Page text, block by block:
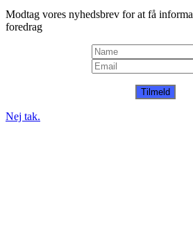
Modtag vores nyhedsbrev for at få
foredrag
Tilmeld
Nej tak.